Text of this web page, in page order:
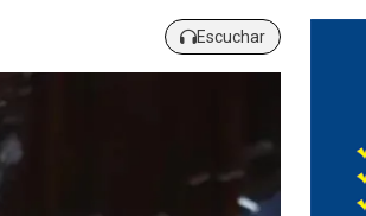
Escuchar